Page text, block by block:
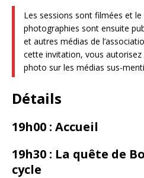
Les sessions sont filmées et
photographies sont ensuite
et autres médias de
cette invitation, vous autorisez
photo sur les médias sus-
Détails
19h00 : Accueil
19h30 : La quête de
cycle